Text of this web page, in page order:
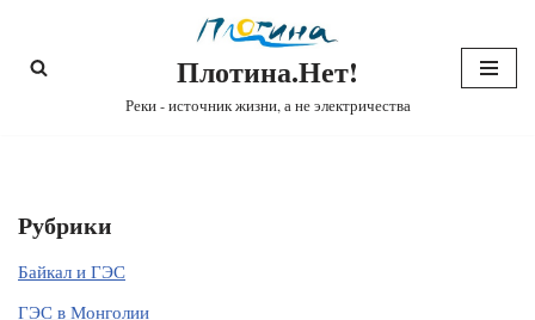
Перейти
Плотина.Нет!
Реки - источник жизни, а не электричества
Рубрики
Байкал и ГЭС
ГЭС в Монголии